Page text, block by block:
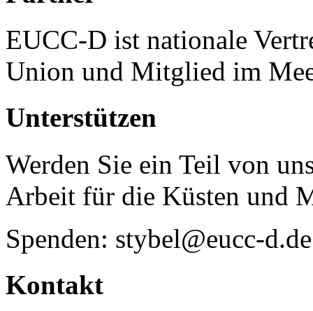
EUCC-D ist nationale
Union und Mitglied im
Unterstützen
Werden Sie ein Teil von
Arbeit für die Küsten und
Spenden: stybel@eucc-d.de
Kontakt